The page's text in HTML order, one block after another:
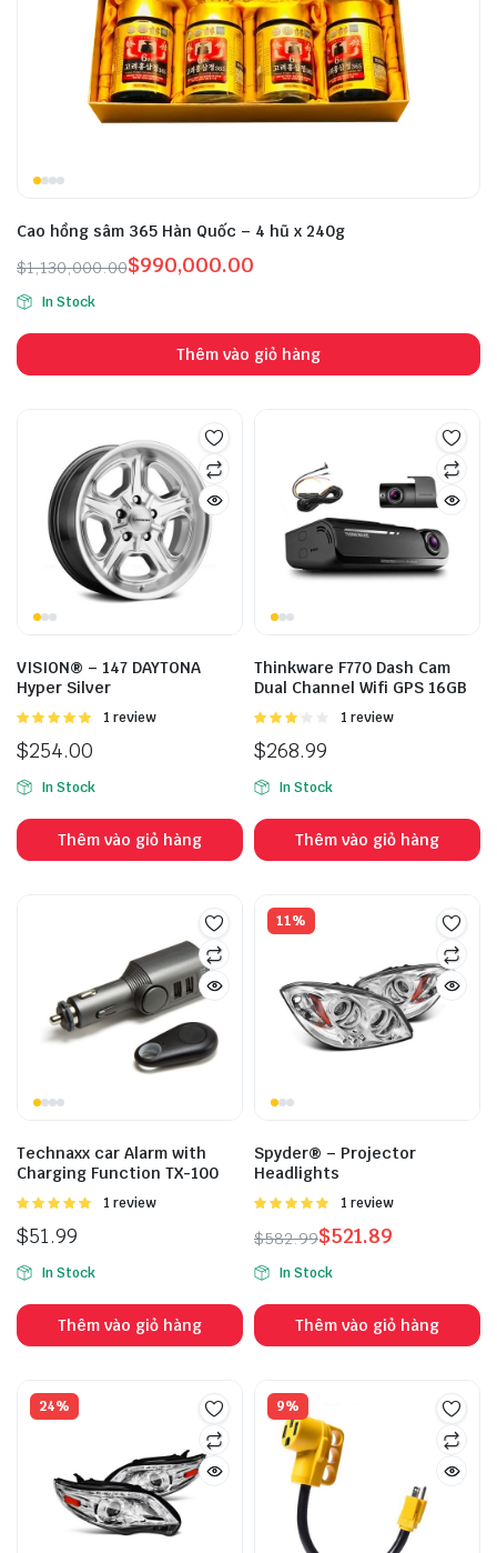
Cao hồng sâm 365 Hàn Quốc – 4 hũ x 240g
$1,130,000.00$990,000.00
In Stock
Thêm vào giỏ hàng
VISION® – 147 DAYTONA
Hyper Silver
Được
5.005 sao
1 review
$254.00
In Stock
Thêm vào giỏ hàng
Thinkware F770 Dash Cam
Dual Channel Wifi GPS 16GB
Được
hạng
sao
1 review
$268.99
In Stock
Thêm vào giỏ hàng
Technaxx car Alarm with
Charging Function TX-100
Được
5.005 sao
1 review
$51.99
In Stock
Thêm vào giỏ hàng
11%
Spyder® – Projector
Headlights
Được
5.005 sao
1 review
$582.99$521.89
In Stock
Thêm vào giỏ hàng
24% 9%